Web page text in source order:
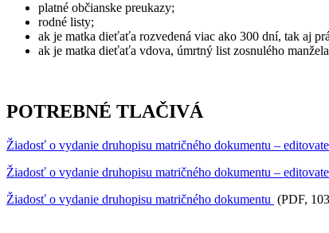
platné občianske preukazy;
rodné listy;
ak je matka dieťaťa rozvedená viac ako 300 dní, tak aj
ak je matka dieťaťa vdova, úmrtný list zosnulého
POTREBNÉ TLAČIVÁ
Žiadosť o vydanie druhopisu matričného dokumentu –
Žiadosť o vydanie druhopisu matričného dokumentu –
Žiadosť o vydanie druhopisu matričného dokumentu (PDF,